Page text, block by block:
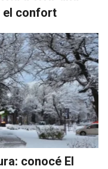
el confort
conocé El